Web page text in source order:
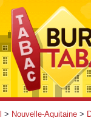
> Nouvelle-Aquitaine >